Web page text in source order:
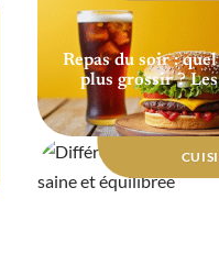
Repas du soir :
plus grossir ?